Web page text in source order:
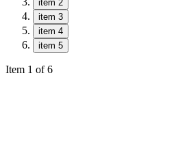
item 2
item 3
item 4
item 5
Item 1 of 6